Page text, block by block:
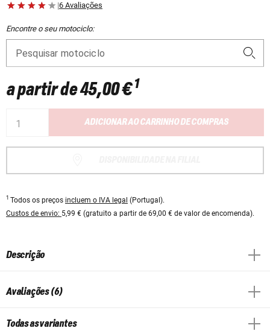
|6 Avaliações
Encontre o seu motociclo:
Pesquisar motociclo
a partir de45,00 €1
ADICIONAR AO CARRINHO DE COMPRAS
1 Todos os preços incluem o IVA legal (Portugal).
Custos de envio: 5,99 € (gratuito a partir de 69,00 € de valor de encomenda).
Descrição
Avaliações (6)
Todas as variantes